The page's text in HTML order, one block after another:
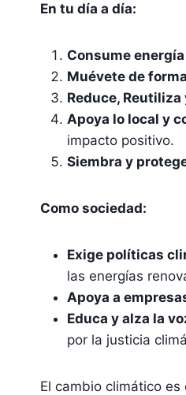
En tu día a día:
Consume
Muévete de
Reduce, Reutiliza
Apoya lo local y
impacto positivo.
Siembra y
Como sociedad:
Exige políticas
las energías
Apoya a
Educa y alza la
por la justicia
El cambio climático